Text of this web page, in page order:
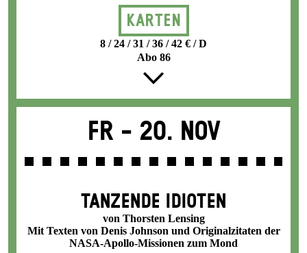
Karten
8 / 24 / 31 / 36 / 42 € / D
Abo 86
Fr - 20. Nov
TANZENDE IDIOTEN
von Thorsten Lensing
Mit Texten von Denis Johnson und Originalzitaten der
NASA-Apollo-Missionen zum Mond